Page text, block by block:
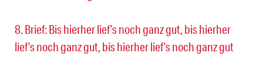
8. Brief: Bis hierher lief’s noch ganz gut, bis hierher
lief’s noch ganz gut, bis hierher lief’s noch ganz gut